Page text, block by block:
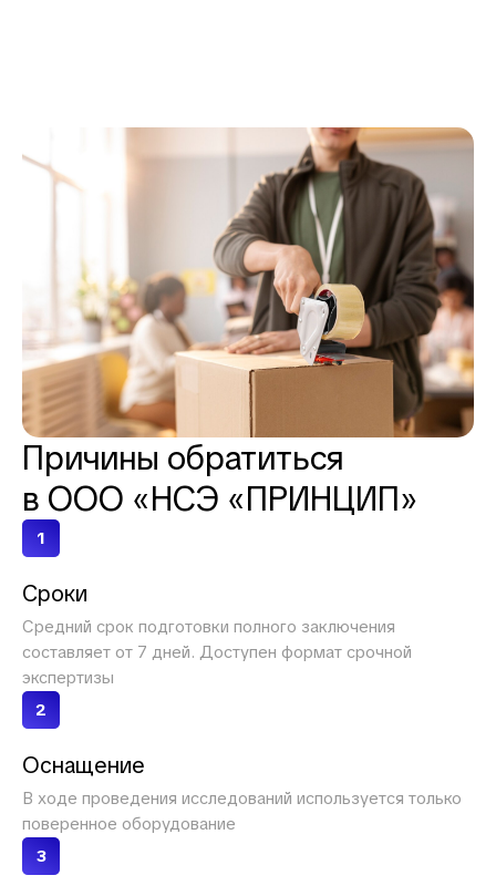
Причины обратиться
в ООО «НСЭ «ПРИНЦИП»
1
Сроки
Средний срок подготовки полного заключения
составляет от 7 дней. Доступен формат срочной
экспертизы
2
Оснащение
В ходе проведения исследований используется только
поверенное оборудование
3